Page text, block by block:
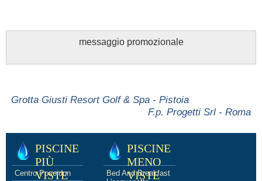
messaggio promozionale
Grotta Giusti Resort Golf & Spa - Pistoia
F.p. Progetti Srl - Roma
PISCINE
PIÙ
VISTE
Centro Poseidon
PISCINE
MENO
VISTE
Bed And Breakfast